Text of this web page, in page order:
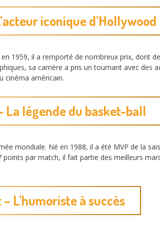
iconique d’Hollywood
1959, il a remporté de nombreux prix, dont
sa carrière a pris un tournant avec des
cinéma américain.
La légende du basket-ball
mondiale. Né en 1988, il a été MVP de la
par match, il fait partie des meilleurs
L’humoriste à succès